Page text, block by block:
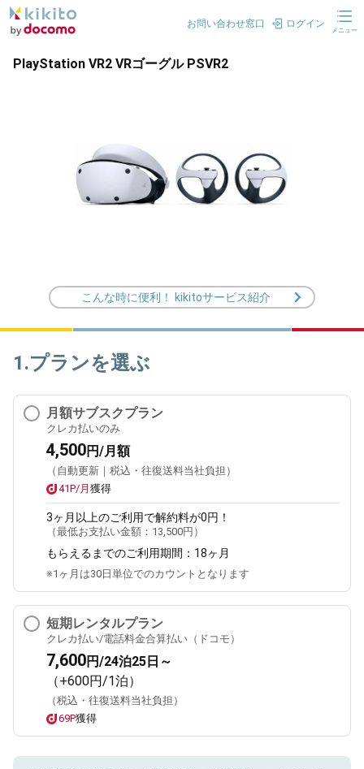
お問い合わせ窓口 ログイン
メニュー
PlayStation VR2 VRゴーグル PSVR2
こんな時に便利！ kikitoサービス紹介
1.プランを選ぶ
月額サブスクプラン
クレカ払いのみ
4,500円/月額
（自動更新｜税込・往復送料当社負担）
41P/月 獲得
3ヶ月 以上のご利用で解約料が0円！
（最低お支払い金額： 13,500円 ）
もらえるまでのご利用期間： 18ヶ月
※1ヶ月は30日単位でのカウントとなります
短期レンタルプラン
クレカ払い/電話料金合算払い（ドコモ）
7,600円/24泊25日～
（+600円/1泊）
（税込・往復送料当社負担）
69P獲得